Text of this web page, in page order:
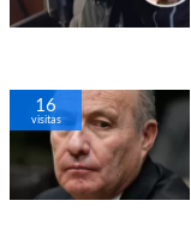
16
visitas